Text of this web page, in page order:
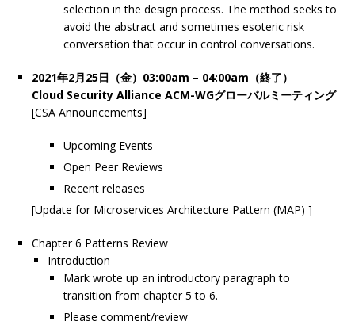
selection in the design process. The method seeks to
avoid the abstract and sometimes esoteric risk
conversation that occur in control conversations.
2021年2月25日（金）03:00am – 04:00am（終了）
Cloud Security Alliance ACM-WGグローバルミーティング
[CSA Announcements]
Upcoming Events
Open Peer Reviews
Recent releases
[Update for Microservices Architecture Pattern (MAP) ]
Chapter 6 Patterns Review
Introduction
Mark wrote up an introductory paragraph to
transition from chapter 5 to 6.
Please comment/review